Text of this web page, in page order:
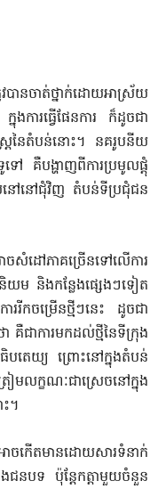
បានចាត់ថ្នាក់ដោយអាស្រ័​យ​
ងការធ្វើផែនការ ក៏ដូចជា
ត្រនៃតំបន់នោះ។ នគរូបនីយ
ទៅ គឺបង្ហាញពីការប្រមូលផ្តុំ
នៅនៅជុំវិញ តំបន់ទីប្រជុំជន
ចសំដៅភាគច្រើន​ទៅលើការ
ម និងកន្លែងផ្សេងៗ​ទៀត
រីកចម្រើនថ្មីៗនេះ ដូចជា
គឺជាការមកដល់ថ្មីនៃទីក្រុង​
បតេយ្យ ព្រោះនៅក្នុងតំបន់​
លក្ខណៈជាស្រេចនៅក្នុង
។
ាចកើតមានដោយសារទំនាក់
ជនបទ ប៉ុន្តែកត្តាមួយចំនួន